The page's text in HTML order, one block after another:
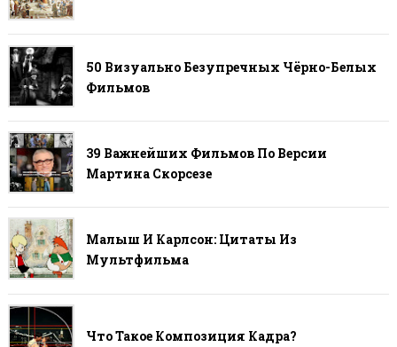
50 Визуально Безупречных Чёрно-Белых
Фильмов
39 Важнейших Фильмов По Версии
Мартина Скорсезе
Малыш И Карлсон: Цитаты Из
Мультфильма
Что Такое Композиция Кадра?